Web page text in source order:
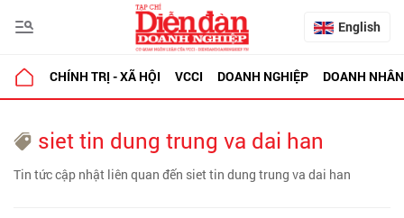
English
CHÍNH TRỊ - XÃ HỘI VCCI DOANH NGHIỆP DOANH NHÂN
siet tin dung trung va dai han
Tin tức cập nhật liên quan đến siet tin dung trung va dai han